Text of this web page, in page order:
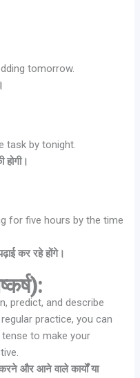
tomorrow.
task by tonight.
for five hours by the time
कर रहे होंगे।
predict, and describe
practice, you can
to make your
करने और आने वाले कार्यों या